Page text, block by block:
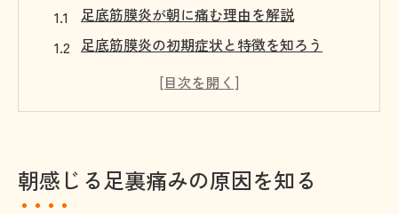
足底筋膜炎が朝に痛む理由を解説
足底筋膜炎の初期症状と特徴を知ろう
朝の足裏痛みと足底筋膜炎の関係性とは
足底筋膜炎の根本原因を徹底解説
足底筋膜炎の発症を招く体の歪みとは
朝感じる足裏痛みの原因を知る